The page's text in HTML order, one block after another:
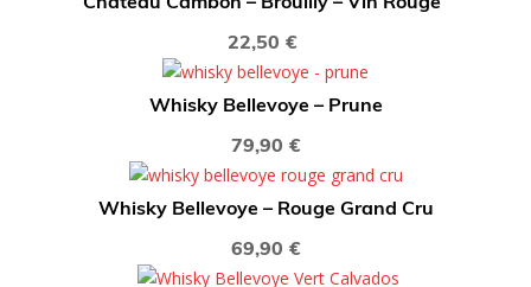
22,50 €
Whisky Bellevoye – Prune
79,90 €
Whisky Bellevoye – Rouge Grand Cru
69,90 €